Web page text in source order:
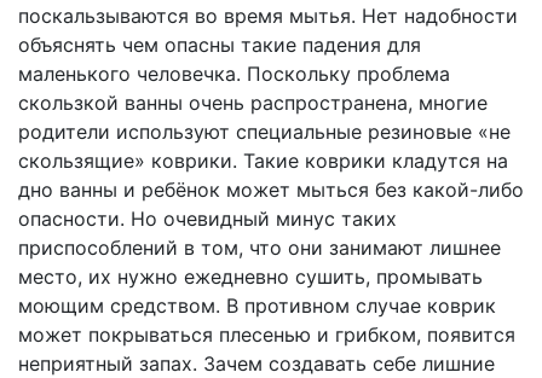
поскальзываются во время мытья. Нет надобности
объяснять чем опасны такие падения для
маленького человечка. Поскольку проблема
скользкой ванны очень распространена, многие
родители используют специальные резиновые «не
скользящие» коврики. Такие коврики кладутся на
дно ванны и ребёнок может мыться без какой-либо
опасности. Но очевидный минус таких
приспособлений в том, что они занимают лишнее
место, их нужно ежедневно сушить, промывать
моющим средством. В противном случае коврик
может покрываться плесенью и грибком, появится
неприятный запах. Зачем создавать себе лишние